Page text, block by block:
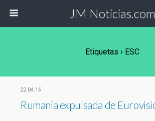
JM Noticias.com
Etiquetas › ESC
22.04.16
Rumanía expulsada de